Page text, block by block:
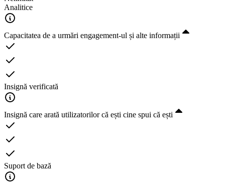
Analitice
Capacitatea de a urmări engagement-ul și alte informații
Insignă verificată
Insignă care arată utilizatorilor că ești cine spui că ești
Suport de bază